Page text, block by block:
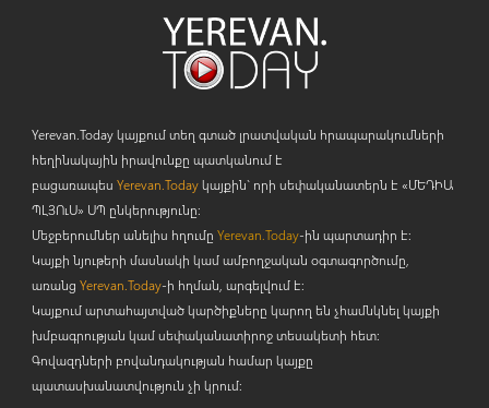
Yerevan.Today կայքում տեղ գտած լրատվական հրապարակումների
հեղինակային իրավունքը պատկանում է
բացառապես Yerevan.Todayկայքին` որի սեփականատերն է «ՄԵԴԻԱ
ՊԼՅՈւՍ» ՍՊ ընկերությունը։
Մեջբերումներ անելիս հղումը Yerevan.Today-ին պարտադիր է:
Կայքի նյութերի մասնակի կամ ամբողջական օգտագործումը,
առանց Yerevan.Today-ի հղման, արգելվում է:
Կայքում արտահայտված կարծիքները կարող են չհամնկնել կայքի
խմբագրության կամ սեփականատիրոջ տեսակետի հետ:
Գովազդների բովանդակության համար կայքը
պատասխանատվություն չի կրում: